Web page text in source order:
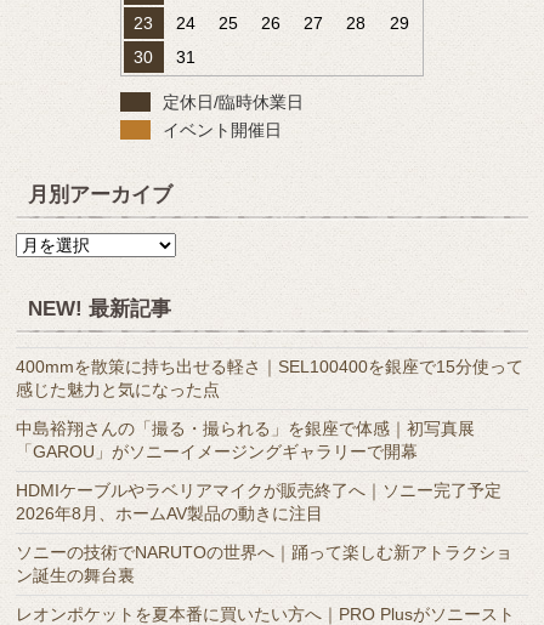
23
24 25 26 27 28
29
30
31
定休日/臨時休業日
イベント開催日
月別アーカイブ
月
ー
カ
イ
ブ
NEW! 最新記事
400mmを散策に持ち出せる軽さ｜SEL100400を銀座で15分使って
感じた魅力と気になった点
中島裕翔さんの「撮る・撮られる」を銀座で体感｜初写真展
「GAROU」がソニーイメージングギャラリーで開幕
HDMIケーブルやラベリアマイクが販売終了へ｜ソニー完了予定
2026年8月、ホームAV製品の動きに注目
ソニーの技術でNARUTOの世界へ｜踊って楽しむ新アトラクショ
ン誕生の舞台裏
レオンポケットを夏本番に買いたい方へ｜PRO Plusがソニースト